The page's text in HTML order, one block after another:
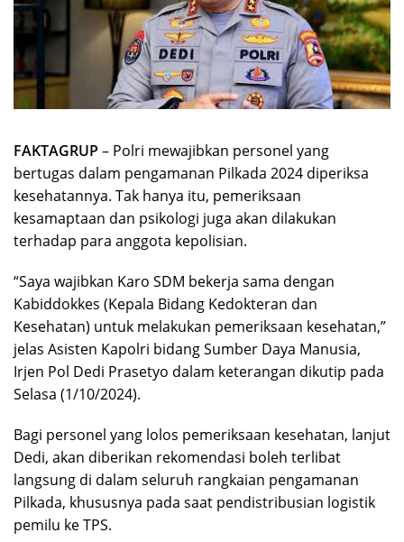
FAKTAGRUP – Polri mewajibkan personel yang
bertugas dalam pengamanan Pilkada 2024 diperiksa
kesehatannya. Tak hanya itu, pemeriksaan
kesamaptaan dan psikologi juga akan dilakukan
terhadap para anggota kepolisian.
“Saya wajibkan Karo SDM bekerja sama dengan
Kabiddokkes (Kepala Bidang Kedokteran dan
Kesehatan) untuk melakukan pemeriksaan kesehatan,”
jelas Asisten Kapolri bidang Sumber Daya Manusia,
Irjen Pol Dedi Prasetyo dalam keterangan dikutip pada
Selasa (1/10/2024).
Bagi personel yang lolos pemeriksaan kesehatan, lanjut
Dedi, akan diberikan rekomendasi boleh terlibat
langsung di dalam seluruh rangkaian pengamanan
Pilkada, khususnya pada saat pendistribusian logistik
pemilu ke TPS.